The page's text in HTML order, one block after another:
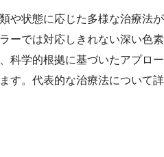
や状態に応じた多様な治療法が
ーでは対応しきれない深い色素
科学的根拠に基づいたアプロー
す。代表的な治療法について詳